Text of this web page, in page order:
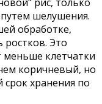
рис, только
путем шелушения.
обработке,
ростков. Это
меньше клетчатки
коричневый, но
хранения по